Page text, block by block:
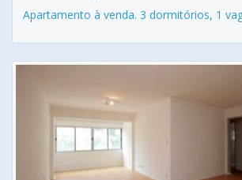
Apartamento à venda. 3 dormitórios, 1